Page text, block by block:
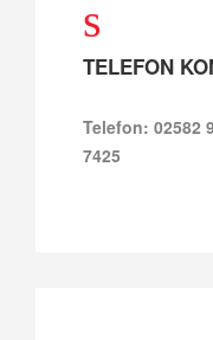
TELEFON
Telefon: 02582
7425